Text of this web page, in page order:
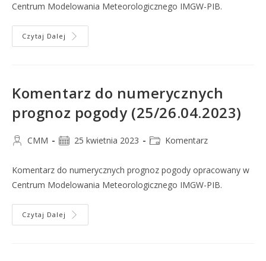
Centrum Modelowania Meteorologicznego IMGW-PIB.
Czytaj Dalej
Komentarz do numerycznych
prognoz pogody (25/26.04.2023)
CMM 25 kwietnia 2023 Komentarz
Komentarz do numerycznych prognoz pogody opracowany w
Centrum Modelowania Meteorologicznego IMGW-PIB.
Czytaj Dalej